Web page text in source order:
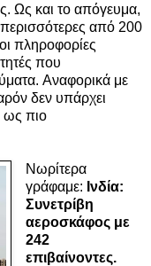
Ως και το απόγευμα,
από 200
πληροφορίες
που
Αναφορικά με
δεν υπάρχει
ως πιο
Νωρίτερα
γράφαμε: Ινδία:
Συνετρίβη
αεροσκάφος με
242
επιβαίνοντες.